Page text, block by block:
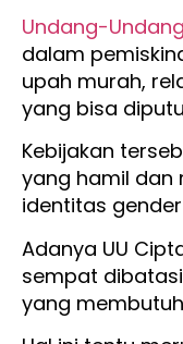
Undang-
dalam
upah murah,
yang bisa
Kebijakan
yang hamil dan
identitas
Adanya UU
sempat
yang